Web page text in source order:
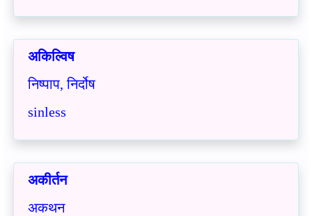
अकिल्विष
निष्पाप, निर्दोष
sinless
अकीर्तन
अकथन